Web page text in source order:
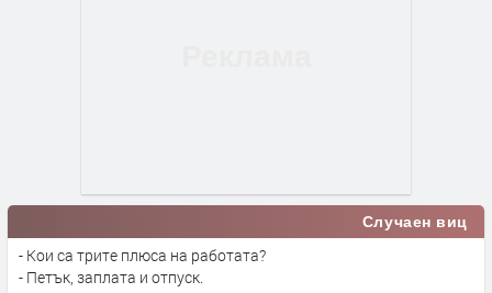
Случаен виц
- Кои са трите плюса на работата?
- Петък, заплата и отпуск.